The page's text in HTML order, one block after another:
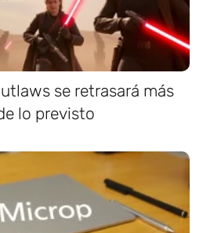
se retrasará más
lo previsto